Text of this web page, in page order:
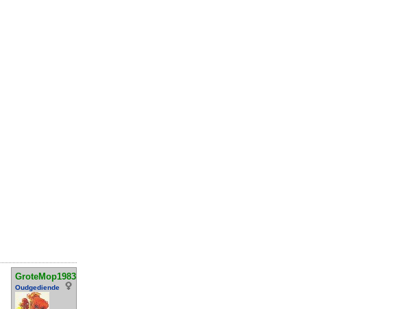
GroteMop1983
Oudgediende